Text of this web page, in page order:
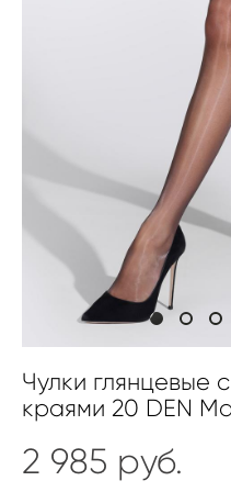
Чулки глянцевые
краями 20 DEN
2 985 pуб.